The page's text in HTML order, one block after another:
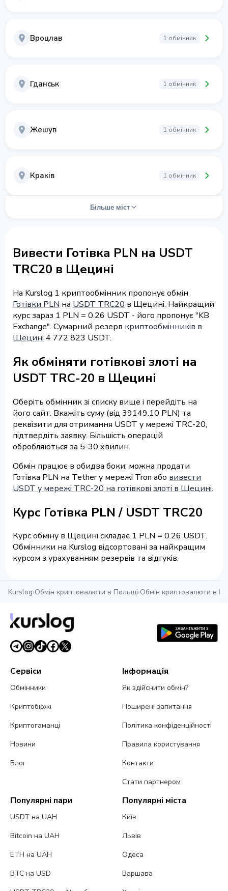
Вроцлав 1 обмінник
Гданськ 1 обмінник
Жешув 1 обмінник
Краків 1 обмінник
Більше міст
Вивести Готівка PLN на USDT
TRC20 в Щецині
На Kurslog 1 криптообмінник пропонує обмін
Готівки PLN на USDT TRC20 в Щецині. Найкращий
курс зараз 1 PLN = 0.26 USDT - його пропонує "KB
Exchange". Сумарний резерв криптообмінників в
Щецині 4 772 823 USDT.
Як обміняти готівкові злоті на
USDT TRC-20 в Щецині
Оберіть обмінник зі списку вище і перейдіть на
його сайт. Вкажіть суму (від 39149.10 PLN) та
реквізити для отримання USDT у мережі TRC-20,
підтвердіть заявку. Більшість операцій
обробляються за 5-30 хвилин.
Обмін працює в обидва боки: можна продати
Готівка PLN на Tether у мережі Tron або вивести
USDT у мережі TRC-20 на готівкові злоті в Щецині.
Курс Готівка PLN / USDT TRC20
Курс обміну в Щецині складає 1 PLN = 0.26 USDT.
Обмінники на Kurslog відсортовані за найкращим
курсом з урахуванням резервів та відгуків.
Kurslog›Обмін криптовалюти в Польщі›Обмін криптовалюти в
Сервіси
Обмінники
Криптобіржі
Криптогаманці
Новини
Блог
Інформація
Як здійснити обмін?
Поширені запитання
Політика конфіденційності
Правила користування
Контакти
Стати партнером
Популярні пари
USDT на UAH
Bitcoin на UAH
ETH на UAH
BTC на USD
Популярні міста
Київ
Львів
Одеса
Варшава